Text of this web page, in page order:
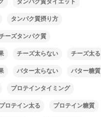
タンパク質ダイエット
タンパク質摂り方
ーズタンパク質
チーズ太らない チーズ太る
バター太らない バター糖質
プロテインタイミング
プロテイン太る プロテイン糖質